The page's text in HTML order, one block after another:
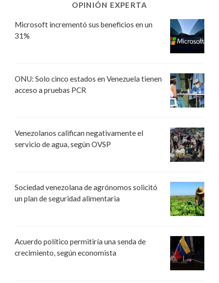
OPINIÓN EXPERTA
Microsoft incrementó sus beneficios en un
31%
ONU: Solo cinco estados en Venezuela tienen
acceso a pruebas PCR
Venezolanos califican negativamente el
servicio de agua, según OVSP
Sociedad venezolana de agrónomos solicitó
un plan de seguridad alimentaria
Acuerdo político permitiría una senda de
crecimiento, según economista